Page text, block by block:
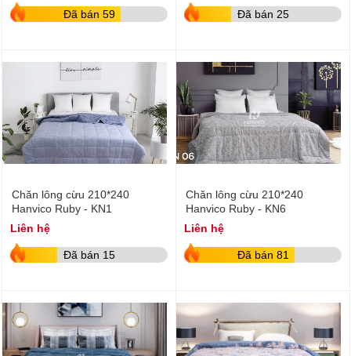
Đã bán 59 Đã bán 25
Chăn lông cừu 210*240
Hanvico Ruby - KN1
Liên hệ
Đã bán 15
Chăn lông cừu 210*240
Hanvico Ruby - KN6
Liên hệ
Đã bán 81